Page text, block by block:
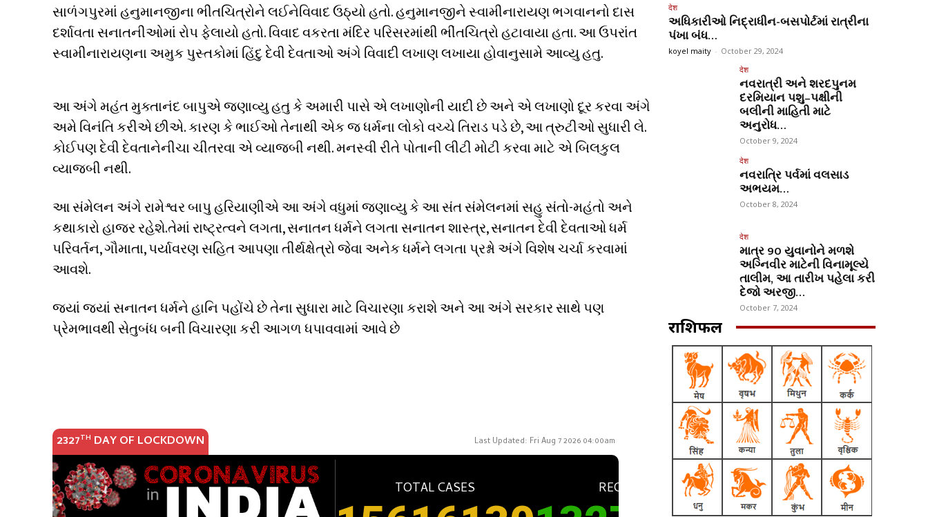
સાળંગપુરમાં હનુમાનજીના ભીતચિત્રોને લઈનેવિવાદ ઉઠ્યો હતો. હનુમાનજીને સ્વામીનારાયણ ભગવાનનો દાસ
દર્શાવતા સનાતનીઓમાં રોપ ફેલાયો હતો. વિવાદ વકરતા મંદિર પરિસરમાંથી ભીંતચિત્રો હટાવાયા હતા. આ ઉપરાંત
સ્વામીનારાયણના અમુક પુસ્તકોમાં હિંદુ દેવી દેવતાઓ અંગે વિવાદી લખાણ લખાયા હોવાનુસામે આવ્યુ હતુ.
આ અંગે મહંત મુક્તાનંદ બાપુએ જણાવ્યુ હતુ કે અમારી પાસે એ લખાણોની યાદી છે અને એ લખાણો દૂર કરવા અંગે
અમે વિનંતિ કરીએ છીએ. કારણ કે ભાઈઓ તેનાથી એક જ ધર્મના લોકો વચ્ચે તિરાડ પડે છે, આ ત્રુટીઓ સુધારી લે.
કોઈપણ દેવી દેવતાનેનીચા ચીતરવા એ વ્યાજબી નથી. મનસ્વી રીતે પોતાની લીટી મોટી કરવા માટે એ બિલકુલ
વ્યાજબી નથી.
આ સંમેલન અંગે રામેશ્વર બાપુ હરિયાણીએ આ અંગે વધુમાં જણાવ્યુ કે આ સંત સંમેલનમાં સહુ સંતો-મહંતો અને
કથાકારો હાજર રહેશે.તેમાં રાષ્ટ્રત્વને લગતા, સનાતન ધર્મને લગતા સનાતન શાસ્ત્ર, સનાતન દેવી દેવતાઓ ધર્મ
પરિવર્તન, ગૌમાતા, પર્યાવરણ સહિત આપણા તીર્થક્ષેત્રો જેવા અનેક ધર્મને લગતા પ્રશ્નો અંગે વિશેષ ચર્ચા કરવામાં
આવશે.
જ્યાં જ્યાં સનાતન ધર્મને હાનિ પહોંચે છે તેના સુધારા માટે વિચારણા કરાશે અને આ અંગે સરકાર સાથે પણ
પ્રેમભાવથી સેતુબંધ બની વિચારણા કરી આગળ ધપાવવામાં આવે છે
देश
અધિકારીઓ નિદ્રાધીન-બસપોર્ટમાં રાત્રીના
પંખા બંધ…
koyel maity - October 29, 2024
देश
નવરાત્રી અને શરદપુનમ
દરમિયાન પશુ–પક્ષીની
બલીની માહિતી માટે
અનુરોધ…
October 9, 2024
देश
નવરાત્રિ પર્વમાં વલસાડ
અભયમ…
October 8, 2024
देश
માત્ર 90 યુવાનોને મળશે
અગ્નિવીર માટેની વિનામૂલ્યે
તાલીમ, આ તારીખ પહેલા કરી
દેજો અરજી…
October 7, 2024
राशिफल